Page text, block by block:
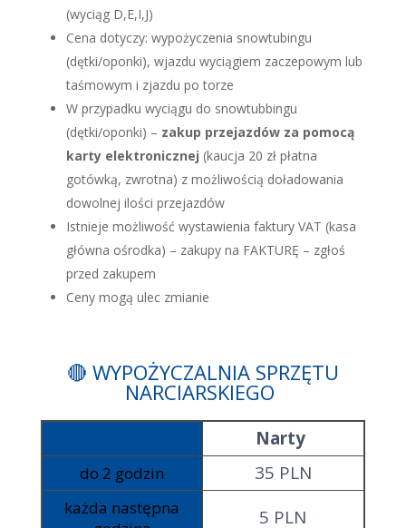
(wyciąg D,E,I,J)
Cena dotyczy: wypożyczenia snowtubingu
(dętki/oponki), wjazdu wyciągiem zaczepowym lub
taśmowym i zjazdu po torze
W przypadku wyciągu do snowtubbingu
(dętki/oponki) – zakup przejazdów za pomocą
karty elektronicznej (kaucja 20 zł płatna
gotówką, zwrotna) z możliwością doładowania
dowolnej ilości przejazdów
Istnieje możliwość wystawienia faktury VAT (kasa
główna ośrodka) – zakupy na FAKTURĘ – zgłoś
przed zakupem
Ceny mogą ulec zmianie
🔴 WYPOŻYCZALNIA SPRZĘTU
NARCIARSKIEGO
Narty
do 2 godzin 35 PLN
każda następna
5 PLN